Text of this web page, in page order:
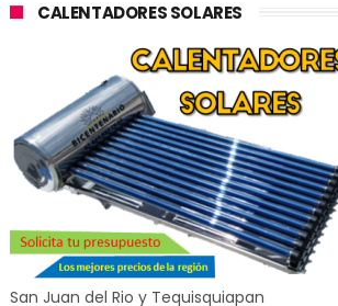
CALENTADORES SOLARES
San Juan del Rio y Tequisquiapan